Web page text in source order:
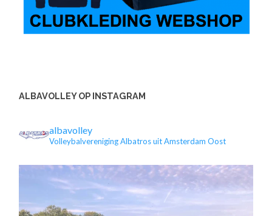
ALBAVOLLEY OP INSTAGRAM
albavolley
Volleybalvereniging Albatros uit Amsterdam Oost